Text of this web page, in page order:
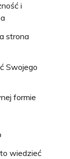
i
strona
Swojego
formie
wiedzieć